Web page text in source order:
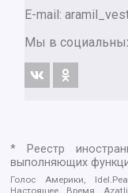
E-mail:
Мы в
* Реестр
выполняющих
Голос Америки,
Настоящее Время,